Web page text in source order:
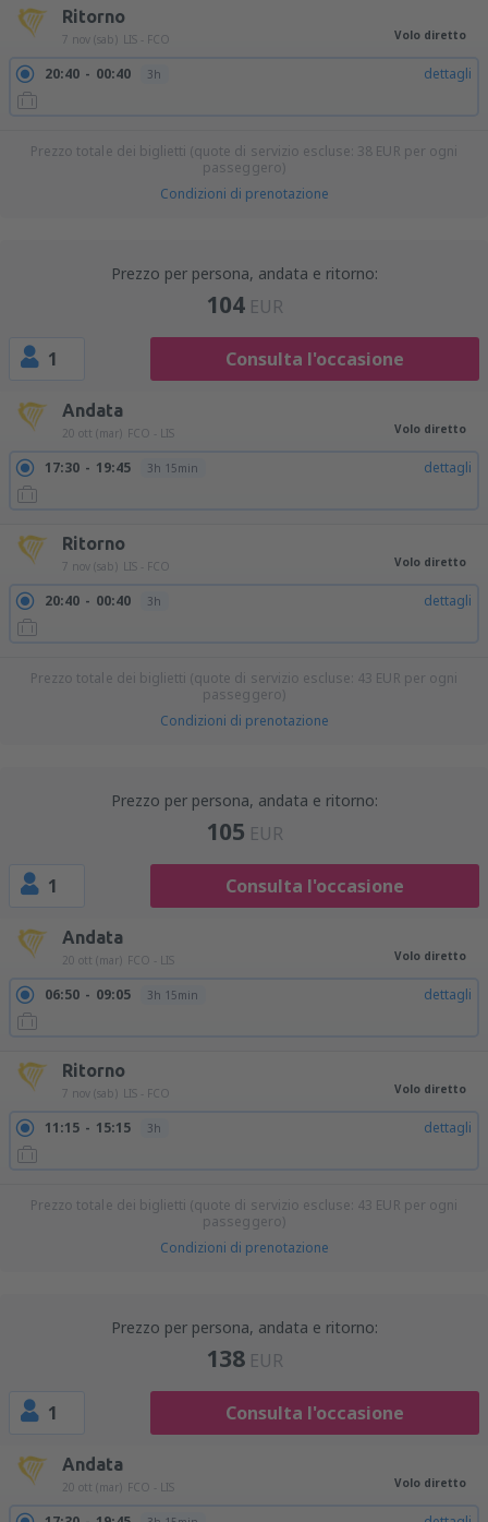
Ritorno
7 nov (sab) LIS - FCO Volo diretto
20:40 00:40 3h dettagli
Prezzo totale dei biglietti (quote di servizio escluse: 38 EUR per ogni
passeggero)
Condizioni di prenotazione
Prezzo per persona, andata e ritorno:
104 EUR
1 Consulta l'occasione
Andata
20 ott (mar) FCO - LIS Volo diretto
17:30 19:45 3h 15min dettagli
Ritorno
7 nov (sab) LIS - FCO Volo diretto
20:40 00:40 3h dettagli
Prezzo totale dei biglietti (quote di servizio escluse: 43 EUR per ogni
passeggero)
Condizioni di prenotazione
Prezzo per persona, andata e ritorno:
105 EUR
1 Consulta l'occasione
Andata
20 ott (mar) FCO - LIS Volo diretto
06:50 09:05 3h 15min dettagli
Ritorno
7 nov (sab) LIS - FCO Volo diretto
11:15 15:15 3h dettagli
Prezzo totale dei biglietti (quote di servizio escluse: 43 EUR per ogni
passeggero)
Condizioni di prenotazione
Prezzo per persona, andata e ritorno:
138 EUR
1 Consulta l'occasione
Andata
20 ott (mar) FCO - LIS Volo diretto